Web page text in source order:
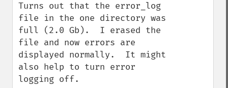
Turns out that the error_log
file in the one directory was
full (2.0 Gb).  I erased the
file and now errors are
displayed normally.  It might
also help to turn error
logging off.